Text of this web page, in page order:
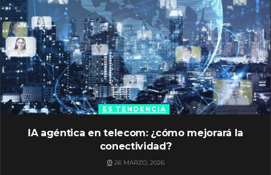
ES TENDENCIA
IA agéntica en telecom: ¿cómo mejorará la
conectividad?
26 MARZO, 2026